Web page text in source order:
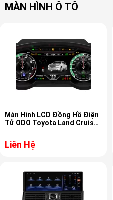
MÀN HÌNH Ô TÔ
Màn Hình LCD Đồng Hồ Điện
Tử ODO Toyota Land Cruiser
Liên Hệ